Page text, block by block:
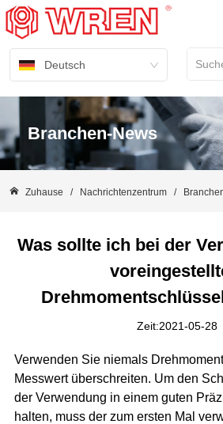
Deutsch
Branchen-News
Zuhause / Nachrichtenzentrum /
Was sollte ich bei der
Zeit:2021-05-28
Verwenden Sie niemals
Messwert überschreiten. Um den
der Verwendung in einem guten
halten, muss der zum ersten Mal